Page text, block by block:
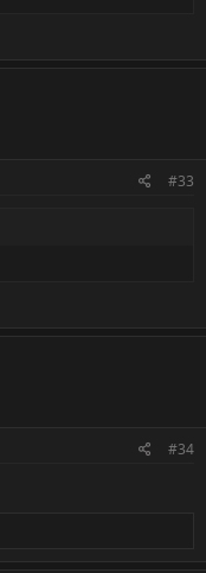
#33
#34